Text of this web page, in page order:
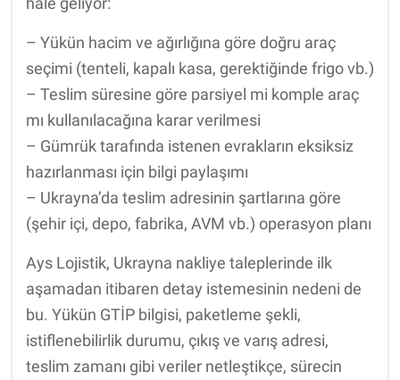
– Yükün hacim ve ağırlığına göre doğru araç
seçimi (tenteli, kapalı kasa, gerektiğinde frigo vb.)
– Teslim süresine göre parsiyel mi komple araç
mı kullanılacağına karar verilmesi
– Gümrük tarafında istenen evrakların eksiksiz
hazırlanması için bilgi paylaşımı
– Ukrayna’da teslim adresinin şartlarına göre
(şehir içi, depo, fabrika, AVM vb.) operasyon planı
Ays Lojistik, Ukrayna nakliye taleplerinde ilk
aşamadan itibaren detay istemesinin nedeni de
bu. Yükün GTİP bilgisi, paketleme şekli,
istiflenebilirlik durumu, çıkış ve varış adresi,
teslim zamanı gibi veriler netleştikçe, sürecin